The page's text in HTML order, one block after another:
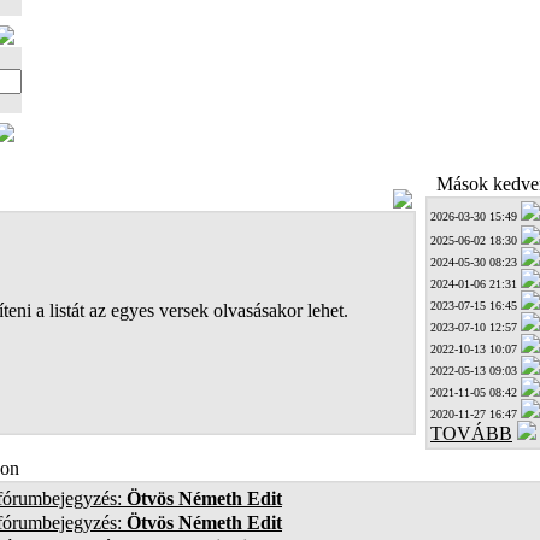
a listát az egyes versek olvasásakor lehet.
Mások
2026-03-30 15:49
2025-06-02 18:30
2024-05-30 08:23
2024-01-06 21:31
2023-07-15 16:45
2023-07-10 12:57
2022-10-13 10:07
2022-05-13 09:03
2021-11-05 08:42
2020-11-27 16:47
TOVÁBB
Ötvös Németh Edit
Ötvös Németh Edit